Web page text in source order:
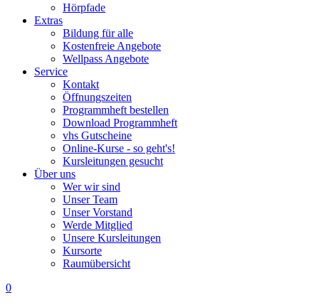
Hörpfade
Extras
Bildung für alle
Kostenfreie Angebote
Wellpass Angebote
Service
Kontakt
Öffnungszeiten
Programmheft bestellen
Download Programmheft
vhs Gutscheine
Online-Kurse - so geht's!
Kursleitungen gesucht
Über uns
Wer wir sind
Unser Team
Unser Vorstand
Werde Mitglied
Unsere Kursleitungen
Kursorte
Raumübersicht
0